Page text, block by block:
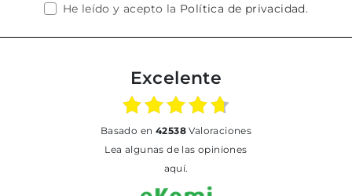
He leído y acepto la Política de privacidad.
Excelente
basado en 42538Valoraciones
Lea algunas de las opiniones
aquí.